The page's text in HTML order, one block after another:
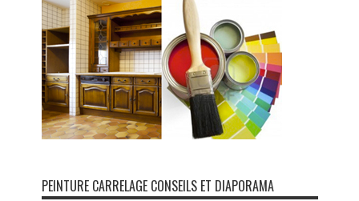
PEINTURE CARRELAGE CONSEILS ET DIAPORAMA